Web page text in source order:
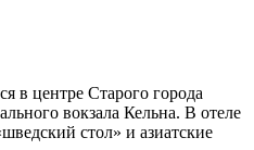
в центре Старого города
вокзала Кельна. В отеле
стол» и азиатские